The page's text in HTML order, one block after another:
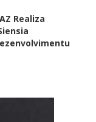
Realiza